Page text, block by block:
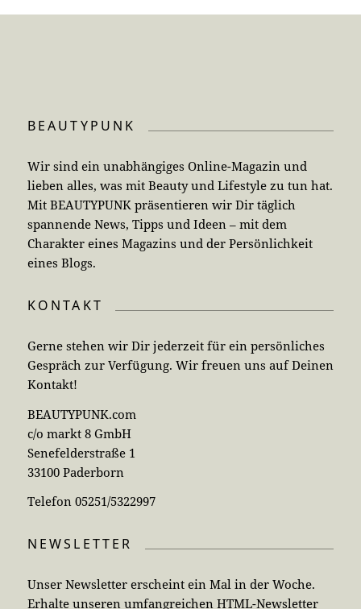
BEAUTYPUNK
Wir sind ein unabhängiges Online-Magazin und
lieben alles, was mit Beauty und Lifestyle zu tun hat.
Mit BEAUTYPUNK präsentieren wir Dir täglich
spannende News, Tipps und Ideen – mit dem
Charakter eines Magazins und der Persönlichkeit
eines Blogs.
KONTAKT
Gerne stehen wir Dir jederzeit für ein persönliches
Gespräch zur Verfügung. Wir freuen uns auf Deinen
Kontakt!
BEAUTYPUNK.com
c/o markt 8 GmbH
Senefelderstraße 1
33100 Paderborn
Telefon 05251/5322997
NEWSLETTER
Unser Newsletter erscheint ein Mal in der Woche.
Erhalte unseren umfangreichen HTML-Newsletter